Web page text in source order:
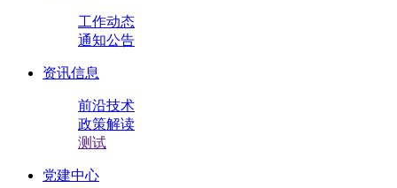
工作动态
通知公告
资讯信息
前沿技术
政策解读
测试
党建中心